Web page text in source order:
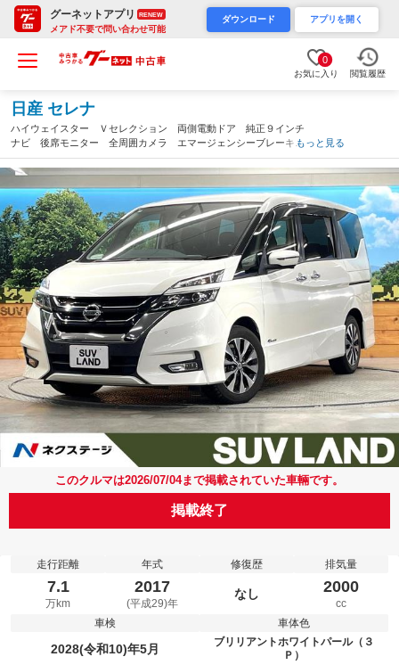
グーネットアプリ RENEW
メアド不要で問い合わせ可能
ダウンロード アプリを開く
0
お気に入り 閲覧履歴
日産 セレナ
ハイウェイスター Ｖセレクション 両側電動ドア 純正９インチ
ナビ 後席モニター 全周囲カメラ エマージェンシーブレーキ
禁煙車 コーナーセンサー スマートキー ＬＥＤヘッド ＥＴ
Ｃ 純正１６インチアルミ 車線逸脱警報 オートライト（熊本
県）
もっと見る
このクルマは2026/07/04まで掲載されていた車輛です。
掲載終了
走行距離
7.1
万km
年式
2017
(平成29)年
修復歴
なし
排気量
2000
cc
車検
2028(令和10)年5月
車体色
ブリリアントホワイトパール（３
Ｐ）